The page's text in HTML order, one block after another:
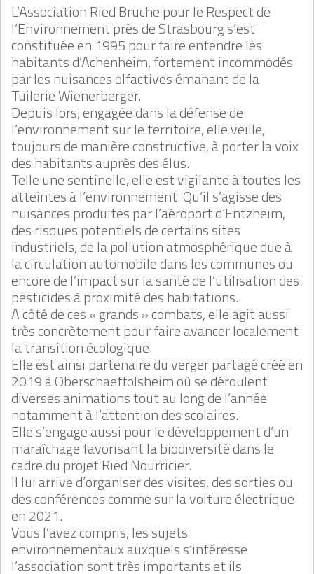
L’Association Ried Bruche pour le Respect de
l’Environnement près de Strasbourg s’est
constituée en 1995 pour faire entendre les
habitants d’Achenheim, fortement incommodés
par les nuisances olfactives émanant de la
Tuilerie Wienerberger.
Depuis lors, engagée dans la défense de
l’environnement sur le territoire, elle veille,
toujours de manière constructive, à porter la voix
des habitants auprès des élus.
Telle une sentinelle, elle est vigilante à toutes les
atteintes à l’environnement. Qu’il s’agisse des
nuisances produites par l’aéroport d’Entzheim,
des risques potentiels de certains sites
industriels, de la pollution atmosphérique due à
la circulation automobile dans les communes ou
encore de l’impact sur la santé de l’utilisation des
pesticides à proximité des habitations.
A côté de ces « grands » combats, elle agit aussi
très concrètement pour faire avancer localement
la transition écologique.
Elle est ainsi partenaire du verger partagé créé en
2019 à Oberschaeffolsheim où se déroulent
diverses animations tout au long de l’année
notamment à l’attention des scolaires.
Elle s’engage aussi pour le développement d’un
maraîchage favorisant la biodiversité dans le
cadre du projet Ried Nourricier.
Il lui arrive d’organiser des visites, des sorties ou
des conférences comme sur la voiture électrique
en 2021.
Vous l’avez compris, les sujets
environnementaux auxquels s’intéresse
l’association sont très importants et ils